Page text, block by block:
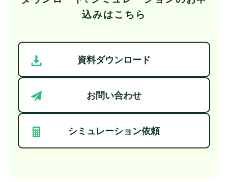
込みはこちら
資料ダウンロード
お問い合わせ
シミュレーション依頼